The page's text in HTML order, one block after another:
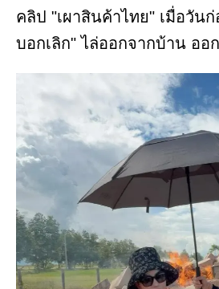
คลิป "เผาสินค้าไทย" เมื่อวัน
บอกเลิก" ไล่ออกจากบ้าน ออ